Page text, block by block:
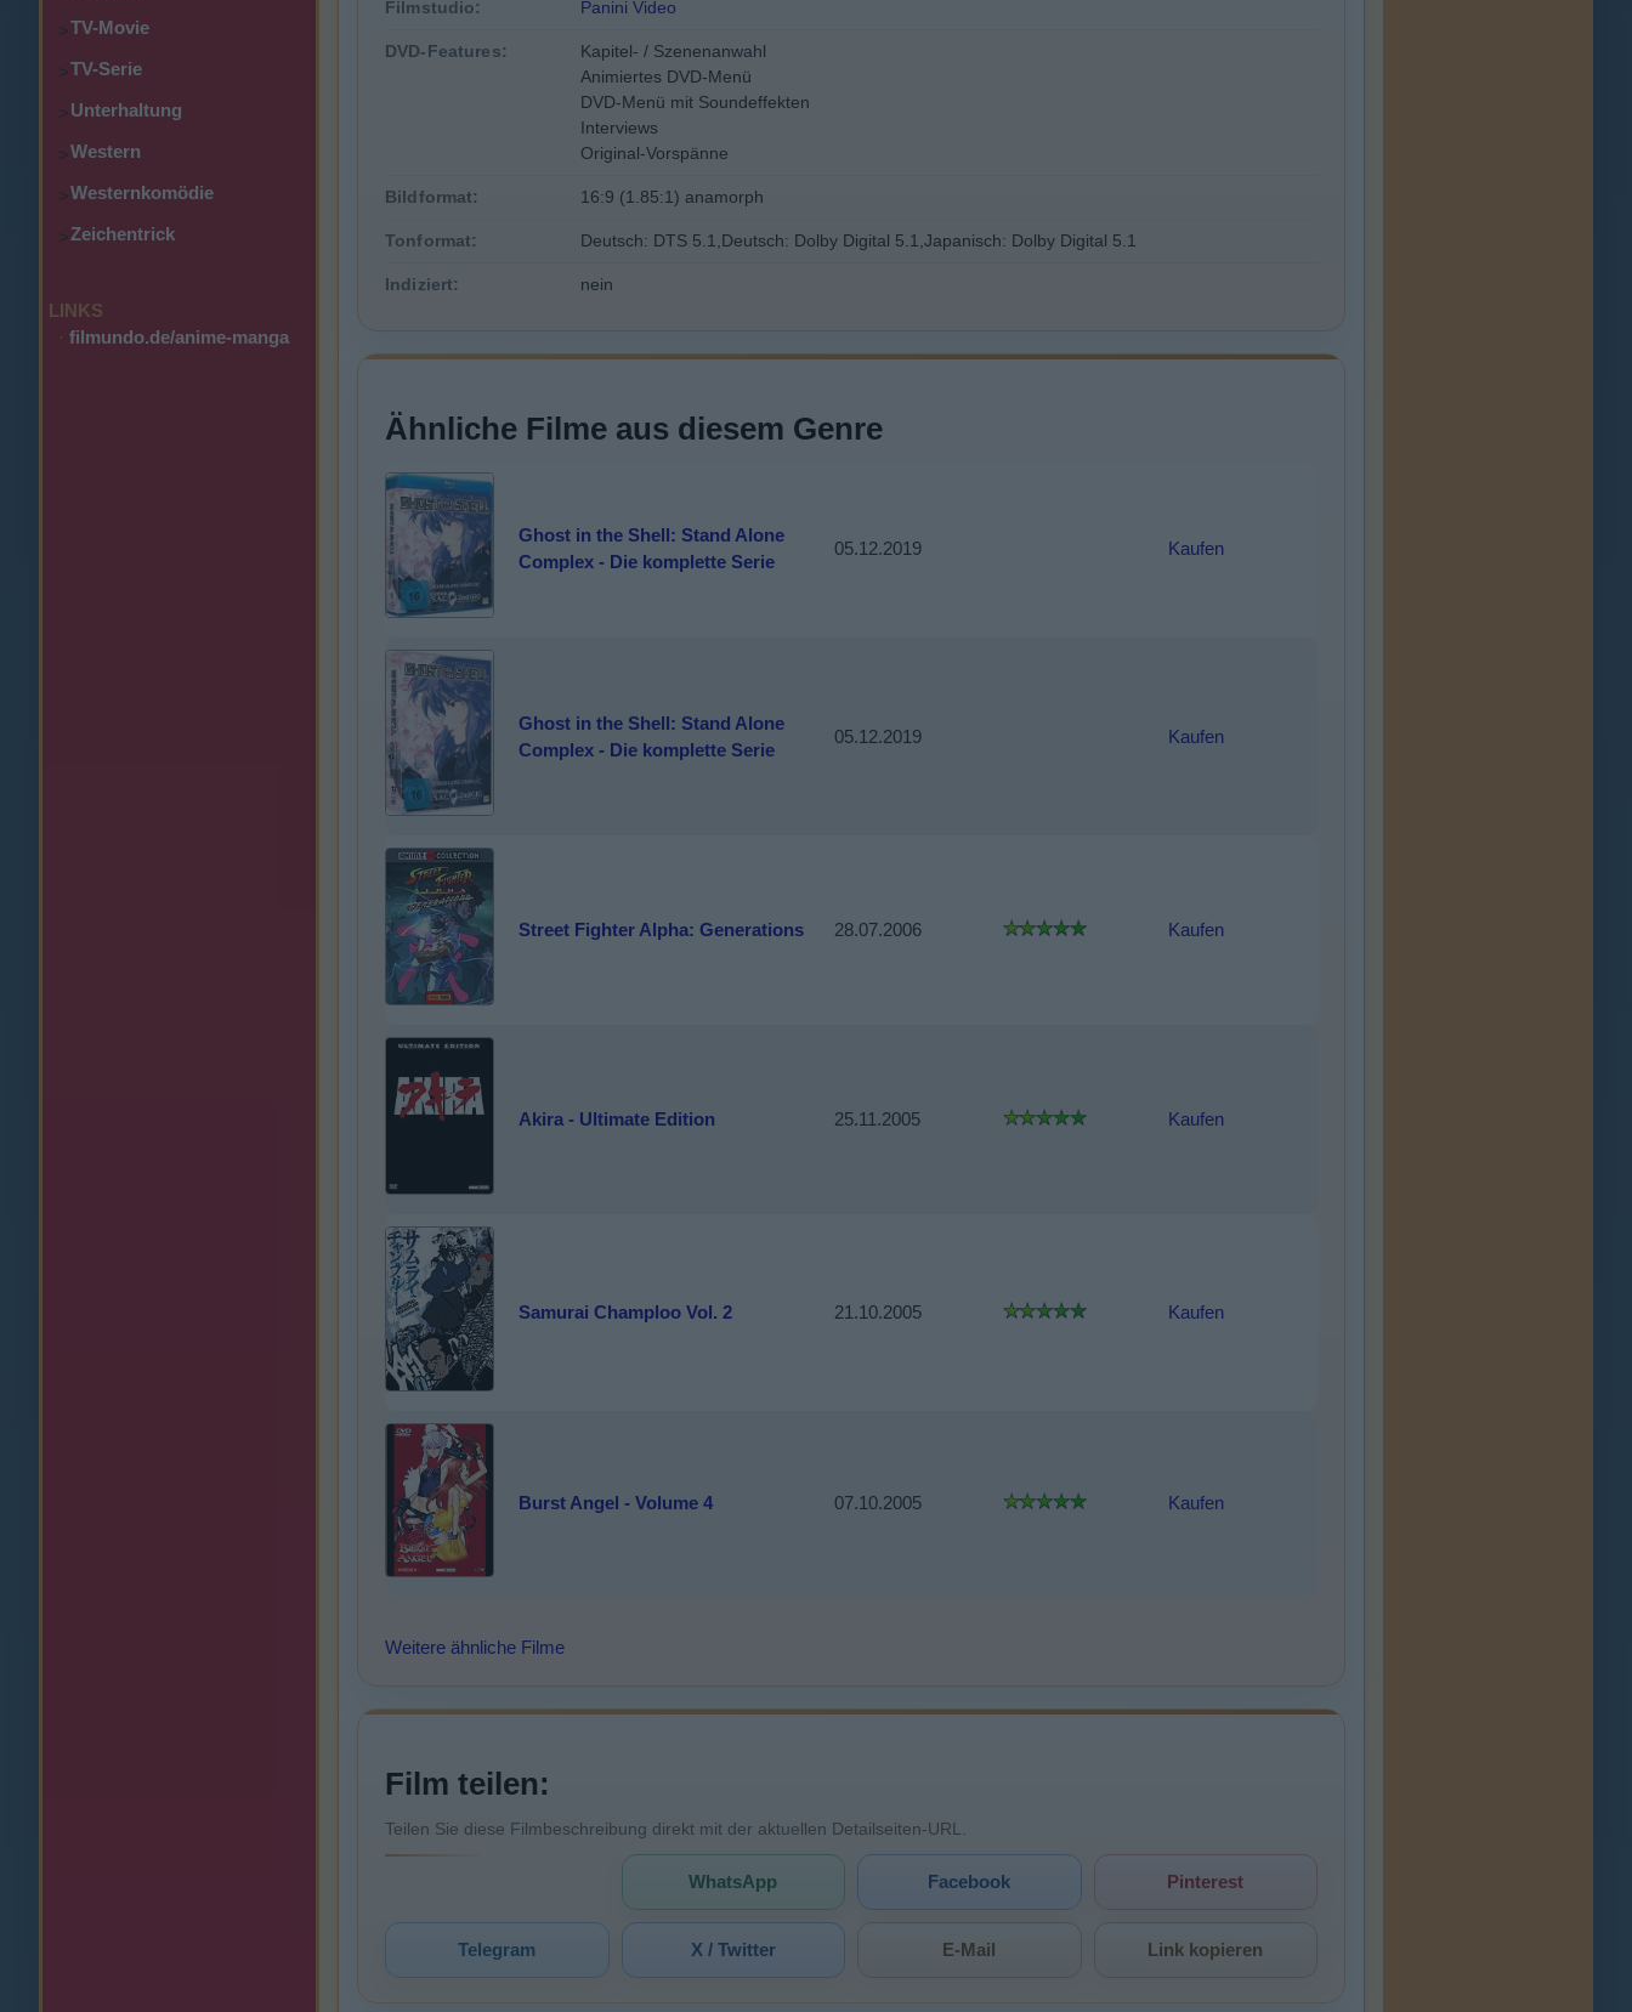
>TV-Movie
>TV-Serie
>Unterhaltung
>Western
>Westernkomödie
>Zeichentrick
LINKS
· filmundo.de/anime-manga
Filmstudio: Panini Video
DVD-Features:
Kapitel- / Szenenanwahl
Animiertes DVD-Menü
DVD-Menü mit Soundeffekten
Interviews
Original-Vorspänne
Bildformat: 16:9 (1.85:1) anamorph
Tonformat: Deutsch: DTS 5.1,Deutsch: Dolby Digital 5.1,Japanisch: Dolby Digital 5.1
Indiziert: nein
Ähnliche Filme aus diesem Genre
Ghost in the Shell: Stand Alone
Complex - Die komplette Serie
05.12.2019 Kaufen
Ghost in the Shell: Stand Alone
Complex - Die komplette Serie
05.12.2019 Kaufen
Street Fighter Alpha: Generations 28.07.2006 Kaufen
Akira - Ultimate Edition 25.11.2005 Kaufen
Samurai Champloo Vol. 2 21.10.2005 Kaufen
Burst Angel - Volume 4 07.10.2005 Kaufen
Weitere ähnliche Filme
Film teilen:
Teilen Sie diese Filmbeschreibung direkt mit der aktuellen Detailseiten-URL.
WhatsApp Facebook Pinterest
Telegram X / Twitter E-Mail Link kopieren